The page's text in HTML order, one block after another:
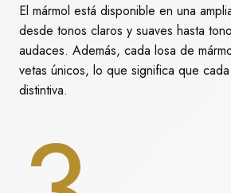
El mármol está disponible en una
desde tonos claros y suaves hasta
audaces. Además, cada losa de
vetas únicos, lo que significa que
distintiva.